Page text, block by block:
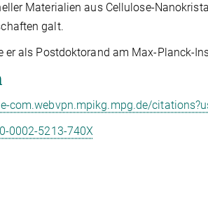
Materialien aus Cellulose-
galt.
er als Postdoktorand am Max-Planck-
com.webvpn.mpikg.mpg.de/
0002-5213-740X